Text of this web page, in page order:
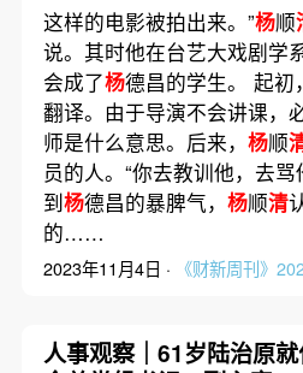
这样的电影被拍出来。”杨顺
说。其时他在台艺大戏剧学
会成了杨德昌的学生。 起初，
翻译。由于导演不会讲课，
师是什么意思。后来， 杨顺
员的人。“你去教训他，去
到杨德昌的暴脾气， 杨顺清
的……
2023年11月4日 · 《财新周刊》
人事观察｜61岁陆治原